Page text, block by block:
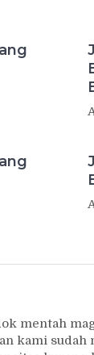
mentah
kami